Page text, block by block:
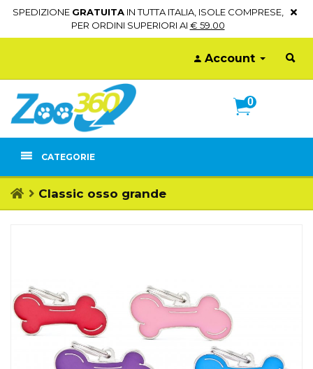
SPEDIZIONE GRATUITAIN TUTTA ITALIA, ISOLE COMPRESE,
PER ORDINI SUPERIORI AI € 59.00
Account
0
CATEGORIE
Classic osso grande